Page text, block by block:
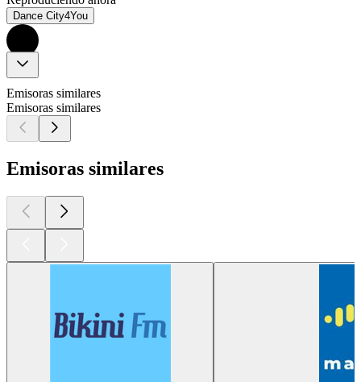
Dance City4You
Emisoras similares
Emisoras similares
Emisoras similares